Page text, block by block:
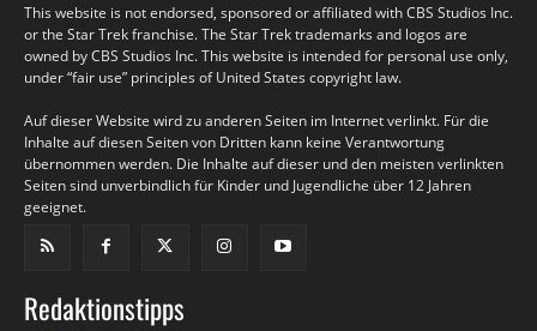
This website is not endorsed, sponsored or affiliated with CBS Studios Inc.
or the Star Trek franchise. The Star Trek trademarks and logos are
owned by CBS Studios Inc. This website is intended for personal use only,
under “fair use” principles of United States copyright law.
Auf dieser Website wird zu anderen Seiten im Internet verlinkt. Für die
Inhalte auf diesen Seiten von Dritten kann keine Verantwortung
übernommen werden. Die Inhalte auf dieser und den meisten verlinkten
Seiten sind unverbindlich für Kinder und Jugendliche über 12 Jahren
geeignet.
Redaktionstipps